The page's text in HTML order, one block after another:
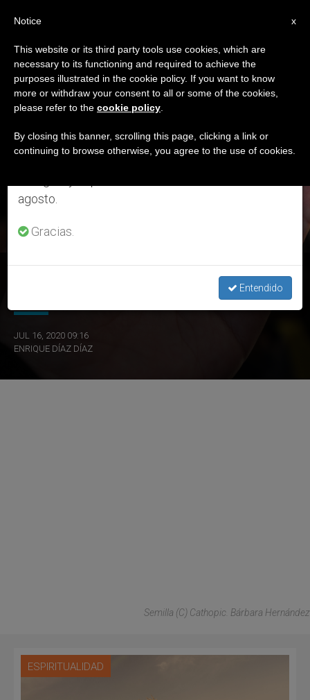
ETIQUETA
Posts Tagged
‘domingo 19 De Julio’
ÚLTIMAS NOTICIAS
JUL 16, 2020 09:16
ENRIQUE DÍAZ DÍAZ
Semilla (C) Cathopic. Bárbara Hernández
ESPIRITUALIDAD
×
Aviso importante
Del 27 de julio al 7 de agosto haremos la pausa
anual, aprovechando que en el periodo de verano
se generan menos informaciones y también el
agosto.
Gracias.
Entendido
x
Notice
This website or its third party tools use cookies, which are
necessary to its functioning and required to achieve the
purposes illustrated in the cookie policy. If you want to know
more or withdraw your consent to all or some of the cookies,
please refer to the cookie policy
By closing this banner, scrolling this page, clicking a link or
continuing to browse otherwise, you agree to the use of cookies.